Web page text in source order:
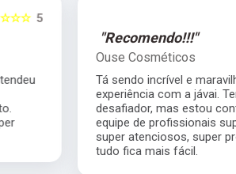
"Recomendo!!!"
Ouse Cosméticos
Tá sendo incrível e maravilhoso a minha
experiência com a jávai. Tem sido muito
desafiador, mas estou contando com uma
equipe de profissionais super competentes,
super atenciosos, super profissionais...então
tudo fica mais fácil.